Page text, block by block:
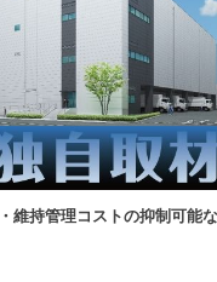
維持管理コストの抑制可能